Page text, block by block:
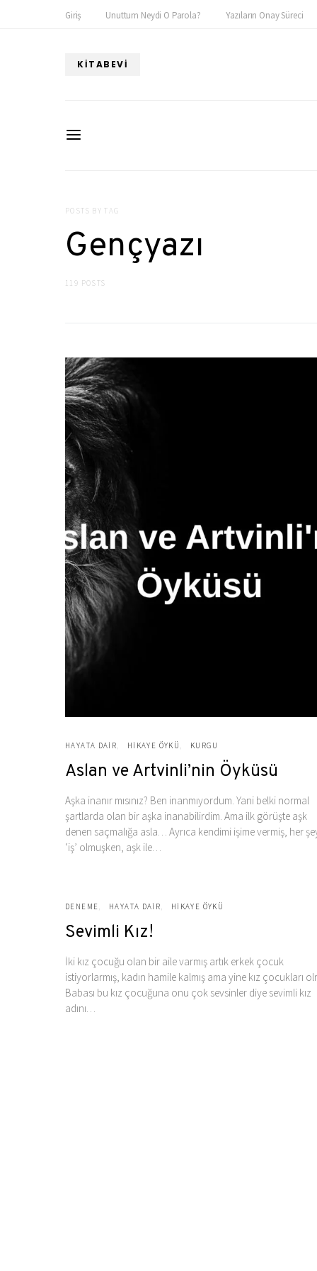
Giriş Unuttum Neydi O Parola? Yazıların Onay Süreci
KITABEVI
POSTS BY TAG
Gençyazı
119 POSTS
HAYATA DAIR HIKAYE ÖYKÜ KURGU
Aslan ve Artvinli’nin Öyküsü
Aşka inanır mısınız? Ben inanmıyordum. Yani belki normal
şartlarda olan bir aşka inanabilirdim. Ama ilk görüşte aşk
denen saçmalığa asla… Ayrıca kendimi işime vermiş, her
‘iş’ olmuşken, aşk ile…
DENEME HAYATA DAIR HIKAYE ÖYKÜ
Sevimli Kız!
İki kız çocuğu olan bir aile varmış artık erkek çocuk
istiyorlarmış, kadın hamile kalmış ama yine kız çocukları
Babası bu kız çocuğuna onu çok sevsinler diye sevimli kız
adını…